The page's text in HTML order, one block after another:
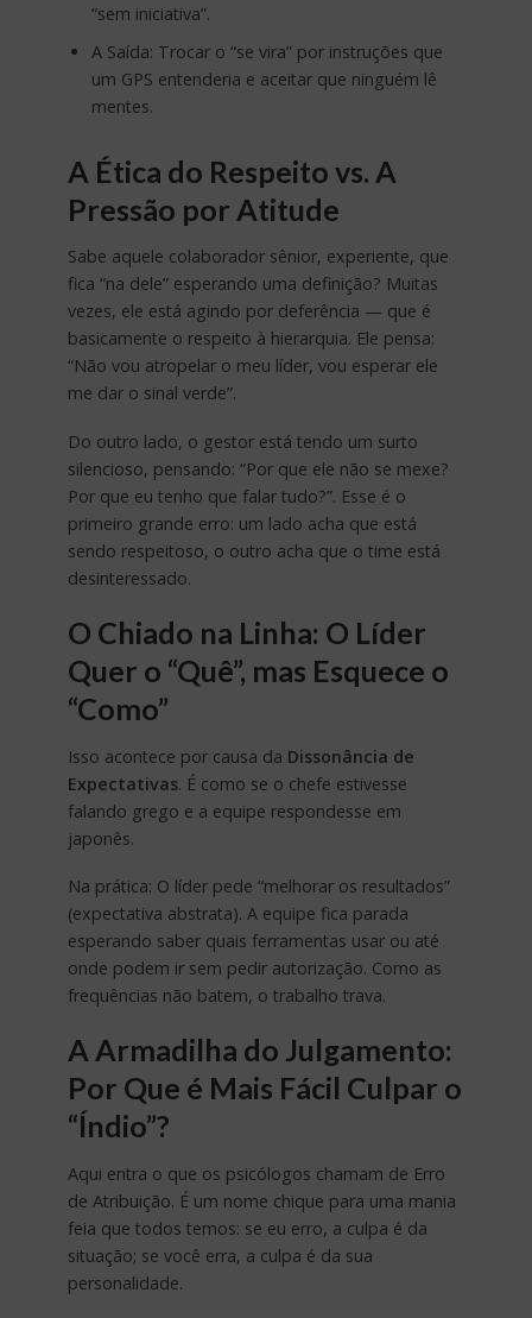
“sem iniciativa”.
A Saída: Trocar o “se vira” por instruções que
um GPS entenderia e aceitar que ninguém lê
mentes.
A Ética do Respeito vs. A
Pressão por Atitude
Sabe aquele colaborador sênior, experiente, que
fica “na dele” esperando uma definição? Muitas
vezes, ele está agindo por deferência — que é
basicamente o respeito à hierarquia. Ele pensa:
“Não vou atropelar o meu líder, vou esperar ele
me dar o sinal verde”.
Do outro lado, o gestor está tendo um surto
silencioso, pensando: “Por que ele não se mexe?
Por que eu tenho que falar tudo?”. Esse é o
primeiro grande erro: um lado acha que está
sendo respeitoso, o outro acha que o time está
desinteressado.
O Chiado na Linha: O Líder
Quer o “Quê”, mas Esquece o
“Como”
Isso acontece por causa da Dissonância de
Expectativas. É como se o chefe estivesse
falando grego e a equipe respondesse em
japonês.
Na prática: O líder pede “melhorar os resultados”
(expectativa abstrata). A equipe fica parada
esperando saber quais ferramentas usar ou até
onde podem ir sem pedir autorização. Como as
frequências não batem, o trabalho trava.
A Armadilha do Julgamento:
Por Que é Mais Fácil Culpar o
“Índio”?
Aqui entra o que os psicólogos chamam de Erro
de Atribuição. É um nome chique para uma mania
feia que todos temos: se eu erro, a culpa é da
situação; se você erra, a culpa é da sua
personalidade.